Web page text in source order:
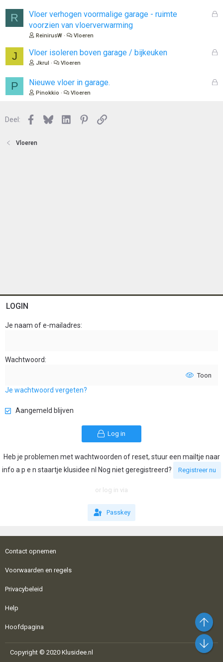
n
R
G
o
Vloer verhogen voormalige garage - ruimte
voorzien van vloerverwarming
ReinirusW Vloeren
J
G
Vloer isoleren boven garage / bijkeuken
Jkrul Vloeren
P
G
Nieuwe vloer in garage.
Pinokkio Vloeren
Deel: Facebook
BlueskyLinkedInPinterest
Link
Vloeren
LOGIN
Je naam of e-mailadres
Wachtwoord
Toon
Je wachtwoord vergeten?
Aangemeld blijven
Log in
Heb je problemen met wachtwoorden of reset, stuur een mailtje naar
info a p e n staartje klusidee nl Nog niet geregistreerd?
Registreer nu
or log in via
Passkey
Contact opnemen
Voorwaarden en regels
Privacybeleid
Help
Hoofdpagina
Copyright © 2020 Klusidee.nl